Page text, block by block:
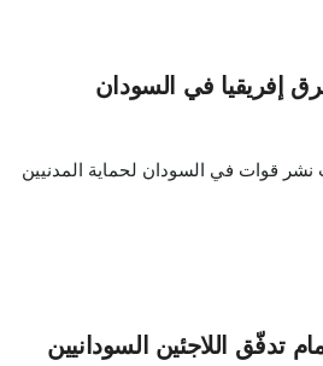
إفريقيا في السودان
قوات في السودان لحماية المدنيين
تدفّق اللاجئين السودانيين